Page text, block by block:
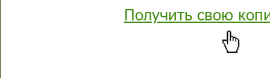
Получить свою